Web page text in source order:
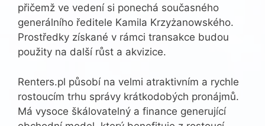
přičemž ve vedení si ponechá současného
generálního ředitele Kamila Krzyżanowského.
Prostředky získané v rámci transakce budou
použity na další růst a akvizice.
Renters.pl působí na velmi atraktivním a rychle
rostoucím trhu správy krátkodobých pronájmů.
Má vysoce škálovatelný a finance generující